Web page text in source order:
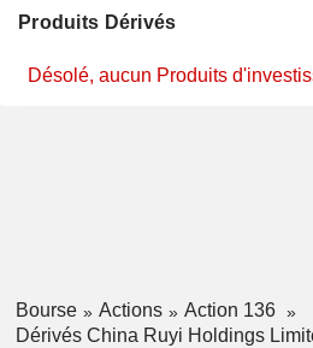
Produits Dérivés
Désolé, aucun Produits
Bourse Actions
Action 136
Dérivés China Ruyi Holdings